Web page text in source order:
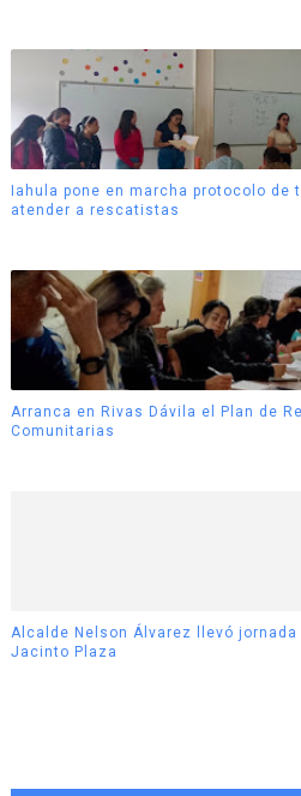
Iahula pone en marcha protocolo de
atender a rescatistas
Arranca en Rivas Dávila el Plan de
Comunitarias
Alcalde Nelson Álvarez llevó
Jacinto Plaza